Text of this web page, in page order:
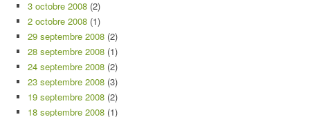
3 octobre 2008 (2)
2 octobre 2008 (1)
29 septembre 2008 (2)
28 septembre 2008 (1)
24 septembre 2008 (2)
23 septembre 2008 (3)
19 septembre 2008 (2)
18 septembre 2008 (1)